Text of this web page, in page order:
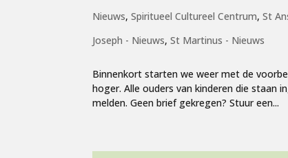
Nieuws,Spiritueel Cultureel Centrum,St
Joseph - Nieuws,St Martinus - Nieuws
Binnenkort starten we weer met de
hoger. Alle ouders van kinderen die staan
melden. Geen brief gekregen? Stuur een...